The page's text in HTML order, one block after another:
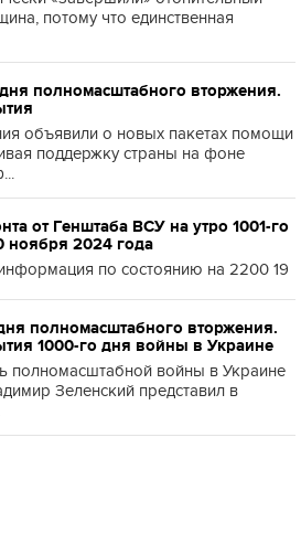
потому что единственная
полномасштабного вторжения.
объявили о новых пакетах помощи
поддержку страны на фоне
от Генштаба ВСУ на утро 1001-го
ноября 2024 года
по состоянию на 2200 19
полномасштабного вторжения.
1000-го дня войны в Украине
полномасштабной войны в Украине
Зеленский представил в